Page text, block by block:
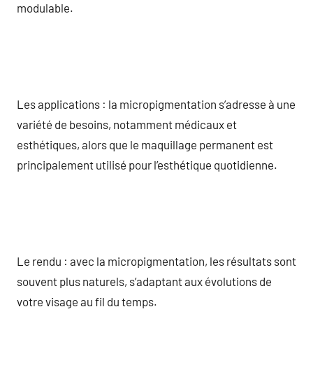
modulable.
Les applications : la micropigmentation s’adresse à une
variété de besoins, notamment médicaux et
esthétiques, alors que le maquillage permanent est
principalement utilisé pour l’esthétique quotidienne.
Le rendu : avec la micropigmentation, les résultats sont
souvent plus naturels, s’adaptant aux évolutions de
votre visage au fil du temps.